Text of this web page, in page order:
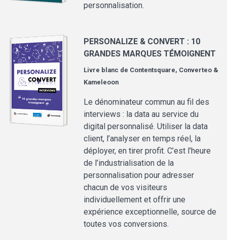
personnalisation.
PERSONALIZE & CONVERT : 10
GRANDES MARQUES TÉMOIGNENT
Livre blanc de Contentsquare, Converteo &
Kameleoon
Le dénominateur commun au fil des
interviews : la data au service du
digital personnalisé. Utiliser la data
client, l’analyser en temps réel, la
déployer, en tirer profit. C’est l’heure
de l’industrialisation de la
personnalisation pour adresser
chacun de vos visiteurs
individuellement et offrir une
expérience exceptionnelle, source de
toutes vos conversions.